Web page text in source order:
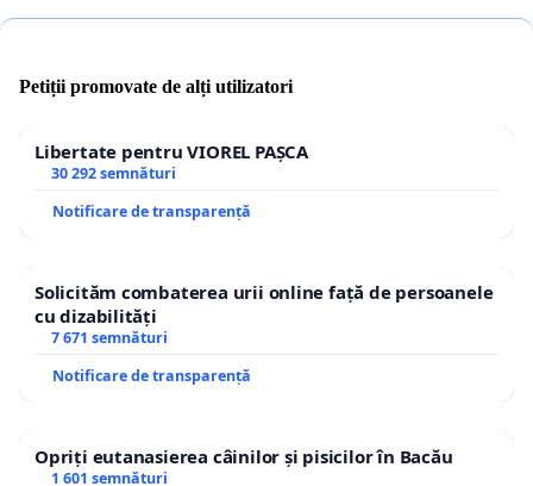
Petiții promovate de alți utilizatori
Libertate pentru VIOREL PAȘCA
30 292 semnături
Notificare de transparență
Solicităm combaterea urii online față de persoanele
cu dizabilități
7 671 semnături
Notificare de transparență
Opriți eutanasierea câinilor și pisicilor în Bacău
1 601 semnături